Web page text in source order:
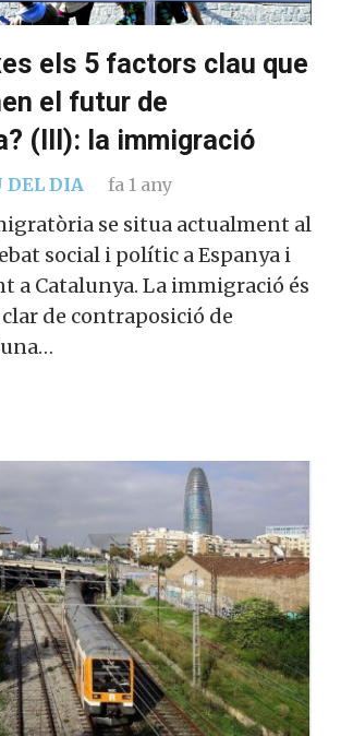
els 5 factors clau que
el futur de
(III): la immigració
DEL DIA fa 1 any
se situa actualment al
social i polític a Espanya i
a Catalunya. La immigració és
de contraposició de